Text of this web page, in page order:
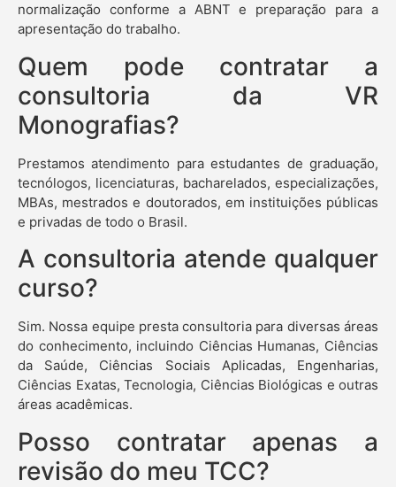
normalização conforme a ABNT e preparação para a
apresentação do trabalho.
Quem pode contratar a
consultoria da VR
Monografias?
Prestamos atendimento para estudantes de graduação,
tecnólogos, licenciaturas, bacharelados, especializações,
MBAs, mestrados e doutorados, em instituições públicas
e privadas de todo o Brasil.
A consultoria atende qualquer
curso?
Sim. Nossa equipe presta consultoria para diversas áreas
do conhecimento, incluindo Ciências Humanas, Ciências
da Saúde, Ciências Sociais Aplicadas, Engenharias,
Ciências Exatas, Tecnologia, Ciências Biológicas e outras
áreas acadêmicas.
Posso contratar apenas a
revisão do meu TCC?